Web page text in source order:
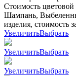
Стоимость
Шампань,
изделия, стоимость
УвеличитьВыбрать
УвеличитьВыбрать
УвеличитьВыбрать